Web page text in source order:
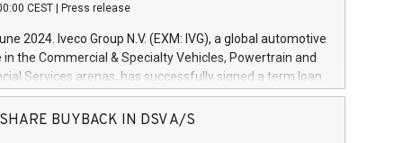
CEST Press release
2024. Iveco Group N.V. (EXM: IVG), a global automotive
in the Commercial & Specialty Vehicles, Powertrain and
Services arenas, has successfully signed a term loan
million euros with Cassa Depositi e Prestiti (CDP), for the
projects in Italy dedicated to research, development
SHARE BUYBACK IN DSV A/S